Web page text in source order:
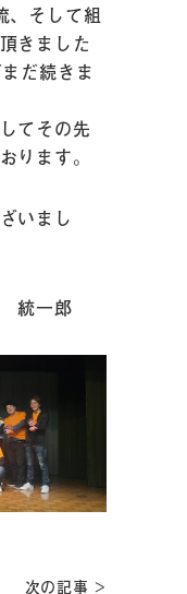
、そして組
きました
だ続きま
てその先
ります。
いまし
統一郎
次の記事 >